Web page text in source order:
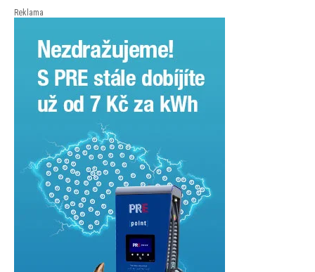
Reklama